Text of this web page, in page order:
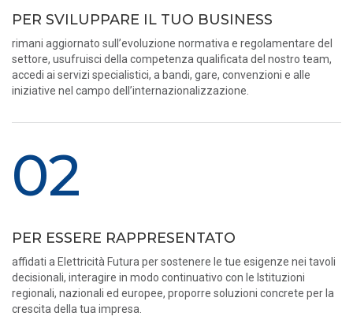
PER SVILUPPARE IL TUO BUSINESS
rimani aggiornato sull’evoluzione normativa e regolamentare del
settore, usufruisci della competenza qualificata del nostro team,
accedi ai servizi specialistici, a bandi, gare, convenzioni e alle
iniziative nel campo dell’internazionalizzazione.
02
PER ESSERE RAPPRESENTATO
affidati a Elettricità Futura per sostenere le tue esigenze nei tavoli
decisionali, interagire in modo continuativo con le Istituzioni
regionali, nazionali ed europee, proporre soluzioni concrete per la
crescita della tua impresa.